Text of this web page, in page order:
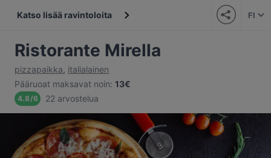
Katso lisää ravintoloita FI
Ristorante Mirella
pizzapaikka, italialainen
Pääruoat maksavat noin: 13€
4.8/6 22 arvostelua